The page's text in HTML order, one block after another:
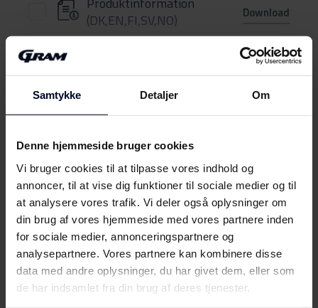
Samtykke Detaljer Om
Denne hjemmeside bruger cookies
Vi bruger cookies til at tilpasse vores indhold og
annoncer, til at vise dig funktioner til sociale medier og til
at analysere vores trafik. Vi deler også oplysninger om
din brug af vores hjemmeside med vores partnere inden
for sociale medier, annonceringspartnere og
analysepartnere. Vores partnere kan kombinere disse
data med andre oplysninger, du har givet dem, eller som
de har indsamlet fra din brug af deres tjenester.
(DK,EN,FI,SV,NO)
Download
Brugervejledning
Betjeningsvejledninger
(EN,DK,FI,SV,NO)
Download
Produktbillede FB 3306-90
Produktbillede FB 3306-
90
Download
Produktbillede FB 3306-
90
Download
Hent udvalgt
MødGRAM